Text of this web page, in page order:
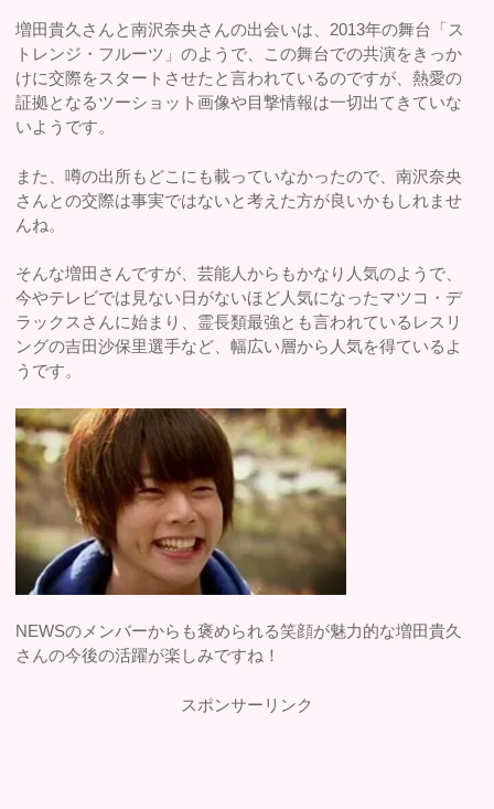
増田貴久さんと南沢奈央さんの出会いは、2013年の舞台「ス
トレンジ・フルーツ」のようで、この舞台での共演をきっか
けに交際をスタートさせたと言われているのですが、熱愛の
証拠となるツーショット画像や目撃情報は一切出てきていな
いようです。
また、噂の出所もどこにも載っていなかったので、南沢奈央
さんとの交際は事実ではないと考えた方が良いかもしれませ
んね。
そんな増田さんですが、芸能人からもかなり人気のようで、
今やテレビでは見ない日がないほど人気になったマツコ・デ
ラックスさんに始まり、霊長類最強とも言われているレスリ
ングの吉田沙保里選手など、幅広い層から人気を得ているよ
うです。
NEWSのメンバーからも褒められる笑顔が魅力的な増田貴久
さんの今後の活躍が楽しみですね！
スポンサーリンク